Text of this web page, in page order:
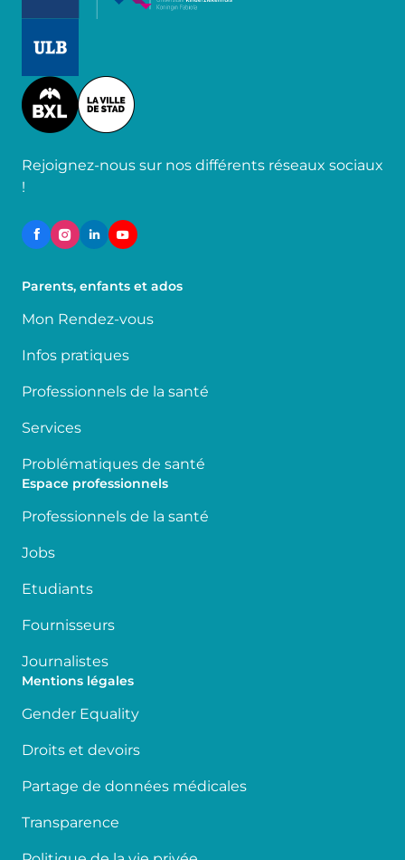
Image
Rejoignez-nous sur nos différents réseaux sociaux
!
Parents, enfants et ados
Mon Rendez-vous
Infos pratiques
Professionnels de la santé
Services
Problématiques de santé
Espace professionnels
Professionnels de la santé
Jobs
Etudiants
Fournisseurs
Journalistes
Mentions légales
Gender Equality
Droits et devoirs
Partage de données médicales
Transparence